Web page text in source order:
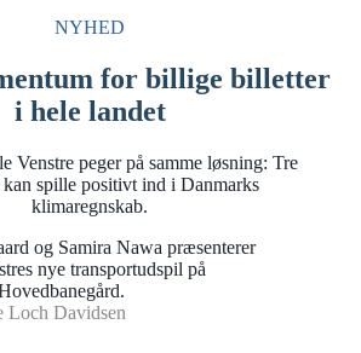
NYHED
for billige billetter
i hele landet
Venstre peger på samme løsning: Tre
kan spille positivt ind i Danmarks
klimaregnskab.
og Samira Nawa præsenterer
nye transportudspil på
Loch Davidsen